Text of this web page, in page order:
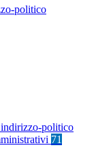
politico
politico
71